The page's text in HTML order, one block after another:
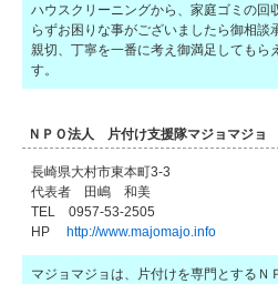
ハウスクリーニングから、家庭ゴミの回
らずお困りな事がございましたら御相談
親切、丁寧を一番に考え御満足してもら
す。
ＮＰＯ法人 片付け支援隊マジョマジョ
長崎県大村市東本町3-3
代表者 田嶋 和美
TEL 0957-53-2505
HP http://www.majomajo.info
マジョマジョは、片付けを専門とするＮ